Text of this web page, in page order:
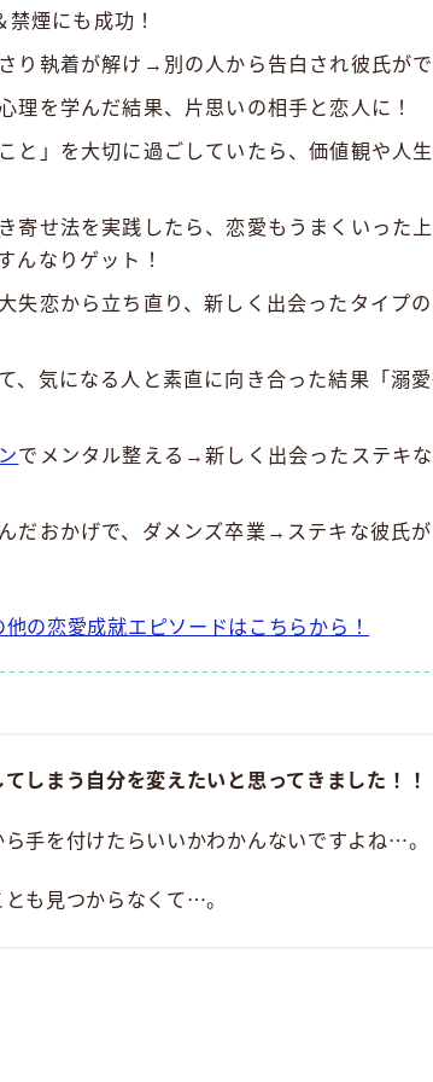
煙にも成功！
り執着が解け→別の人から告白され彼氏がで
理を学んだ結果、片思いの相手と恋人に！
と」を大切に過ごしていたら、価値観や人
寄せ法を実践したら、恋愛もうまくいった
んなりゲット！
失恋から立ち直り、新しく出会ったタイプ
、気になる人と素直に向き合った結果「溺
でメンタル整える→新しく出会ったステキ
だおかげで、ダメンズ卒業→ステキな彼氏
他の恋愛成就エピソードはこちらから！
しまう自分を変えたいと思ってきました！！
ら手を付けたらいいかわかんないですよね⋯。
とも見つからなくて⋯。